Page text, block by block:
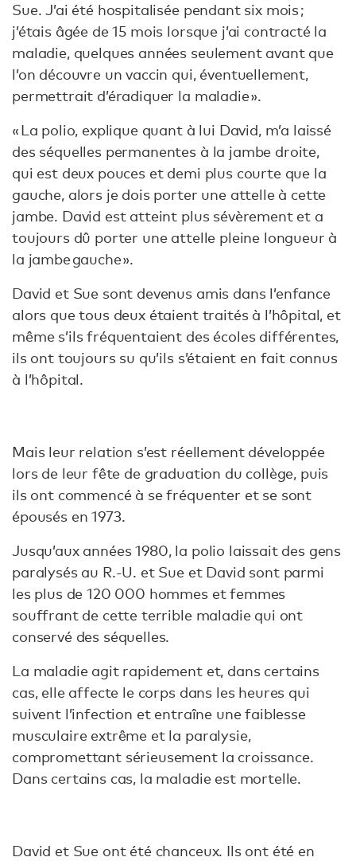
Sue. J’ai été hospitalisée pendant six mois ;
j’étais âgée de 15 mois lorsque j’ai contracté la
maladie, quelques années seulement avant que
l’on découvre un vaccin qui, éventuellement,
permettrait d’éradiquer la maladie ».
« La polio, explique quant à lui David, m’a laissé
des séquelles permanentes à la jambe droite,
qui est deux pouces et demi plus courte que la
gauche, alors je dois porter une attelle à cette
jambe. David est atteint plus sévèrement et a
toujours dû porter une attelle pleine longueur à
la jambe gauche ».
David et Sue sont devenus amis dans l’enfance
alors que tous deux étaient traités à l’hôpital, et
même s’ils fréquentaient des écoles différentes,
ils ont toujours su qu’ils s’étaient en fait connus
à l’hôpital.
Mais leur relation s’est réellement développée
lors de leur fête de graduation du collège, puis
ils ont commencé à se fréquenter et se sont
épousés en 1973.
Jusqu’aux années 1980, la polio laissait des gens
paralysés au R.-U. et Sue et David sont parmi
les plus de 120 000 hommes et femmes
souffrant de cette terrible maladie qui ont
conservé des séquelles.
La maladie agit rapidement et, dans certains
cas, elle affecte le corps dans les heures qui
suivent l’infection et entraîne une faiblesse
musculaire extrême et la paralysie,
compromettant sérieusement la croissance.
Dans certains cas, la maladie est mortelle.
David et Sue ont été chanceux. Ils ont été en